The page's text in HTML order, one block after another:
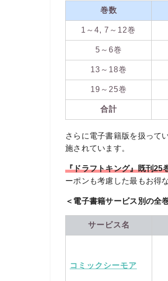
巻数
1～4, 7～12巻
5～6巻
13～18巻
19～25巻
合計
さらに電子書籍版を扱って
施されています。
『ドラフトキング』既刊25
ーポンも考慮した最もお得
＜電子書籍サービス別の全
サービス名
コミックシーモア